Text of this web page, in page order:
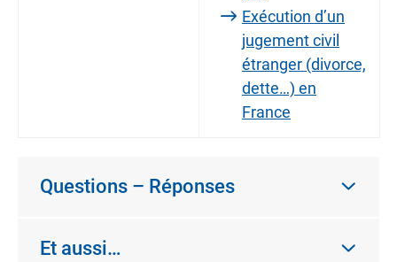
Exécution d’un
jugement civil
étranger (divorce,
dette…) en
France
Questions – Réponses
Et aussi…